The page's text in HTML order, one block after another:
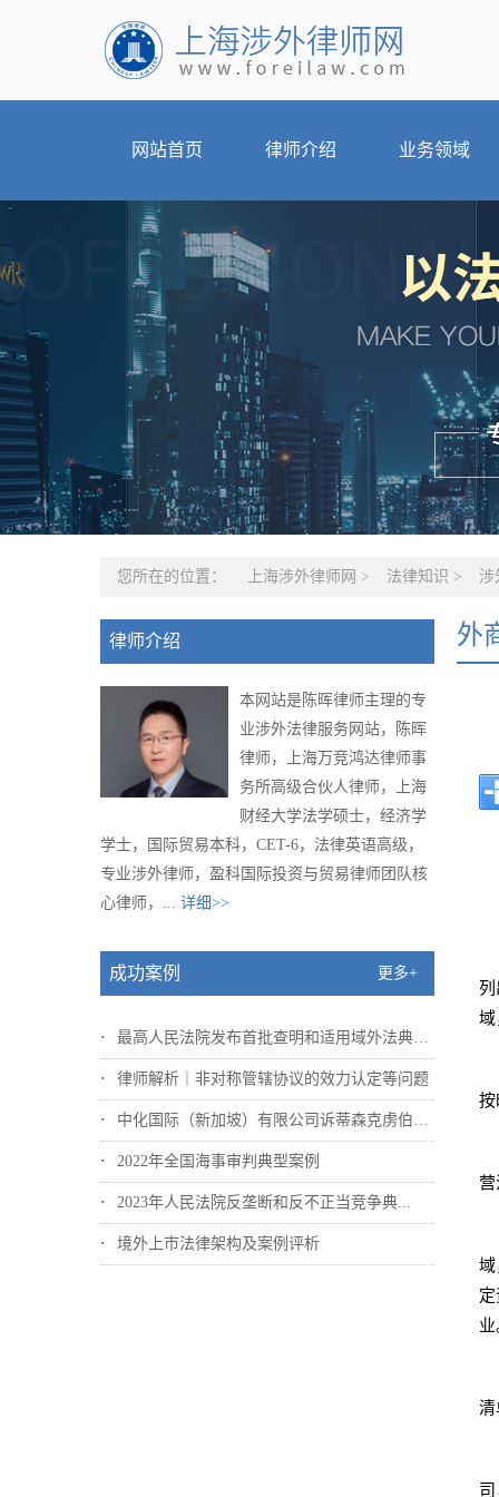
网站首页 律师介绍 业务领域
您所在的位置： 上海涉外律师网 > 法律知识 > 涉
律师介绍
本网站是陈晖律师主理的专
业涉外法律服务网站，陈晖
律师，上海万竞鸿达律师事
务所高级合伙人律师，上海
财经大学法学硕士，经济学
学士，国际贸易本科，CET-6，法律英语高级，
专业涉外律师，盈科国际投资与贸易律师团队核
心律师，... 详细>>
成功案例 更多+
最高人民法院发布首批查明和适用域外法典型...
律师解析｜非对称管辖协议的效力认定等问题
中化国际（新加坡）有限公司诉蒂森克虏伯冶...
2022年全国海事审判典型案例
2023年人民法院反垄断和反不正当竞争典...
境外上市法律架构及案例评析
外
域
按
域
清